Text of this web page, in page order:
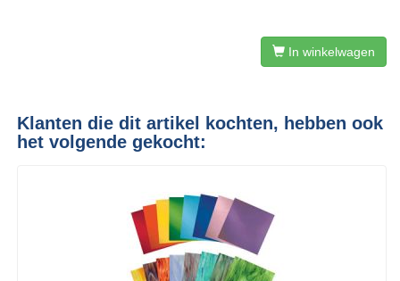
In winkelwagen
Klanten die dit artikel kochten, hebben ook
het volgende gekocht: